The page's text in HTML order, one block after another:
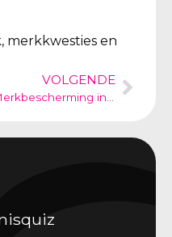
merkkwesties en
VOLGENDE